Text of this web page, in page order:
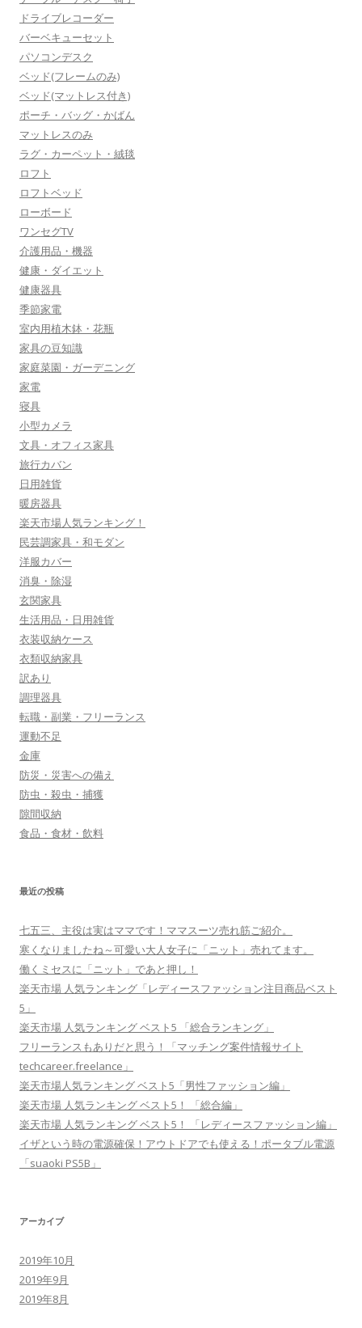
ドライブレコーダー
バーベキューセット
パソコンデスク
ベッド(フレームのみ)
ベッド(マットレス付き)
ポーチ・バッグ・かばん
マットレスのみ
ラグ・カーペット・絨毯
ロフト
ロフトベッド
ローボード
ワンセグTV
介護用品・機器
健康・ダイエット
健康器具
季節家電
室内用植木鉢・花瓶
家具の豆知識
家庭菜園・ガーデニング
家電
寝具
小型カメラ
文具・オフィス家具
旅行カバン
日用雑貨
暖房器具
楽天市場人気ランキング！
民芸調家具・和モダン
洋服カバー
消臭・除湿
玄関家具
生活用品・日用雑貨
衣装収納ケース
衣類収納家具
訳あり
調理器具
転職・副業・フリーランス
運動不足
金庫
防災・災害への備え
防虫・殺虫・捕獲
隙間収納
食品・食材・飲料
最近の投稿
七五三、主役は実はママです！ママスーツ売れ筋ご紹介。
寒くなりましたね～可愛い大人女子に「ニット」売れてます。
働くミセスに「ニット」であと押し！
楽天市場 人気ランキング「レディースファッション注目商品ベスト
5」
楽天市場 人気ランキング ベスト5 「総合ランキング」
フリーランスもありだと思う！「マッチング案件情報サイト
techcareer.freelance」
楽天市場人気ランキング ベスト5「男性ファッション編」
楽天市場 人気ランキング ベスト5！ 「総合編」
楽天市場 人気ランキング ベスト5！ 「レディースファッション編」
イザという時の電源確保！アウトドアでも使える！ポータブル電源
「suaoki PS5B」
アーカイブ
2019年10月
2019年9月
2019年8月